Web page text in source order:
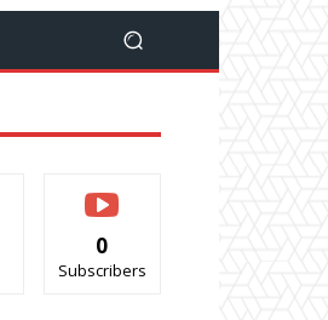
0
Subscribers